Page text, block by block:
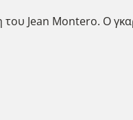
Jean Montero. Ο